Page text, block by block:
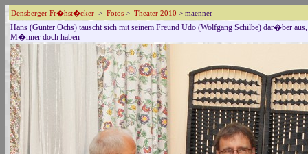
Densberger Fr�hst�cker > Fotos > Theater 2010 > maenner
Hans (Gunter Ochs) tauscht sich mit seinem Freund Udo (Wolfgang Schilbe) dar�ber
M�nner doch haben